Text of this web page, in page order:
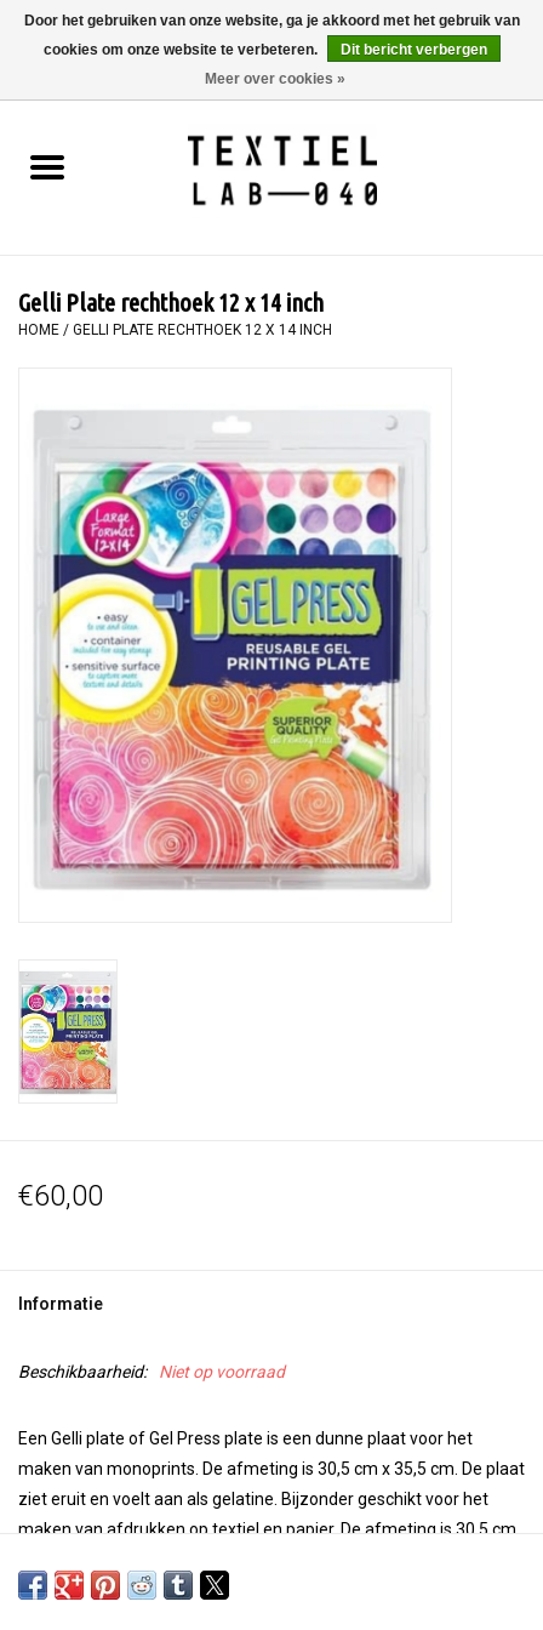
0 Artikelen - €0,00
BOEKEN
SCHILDEREN
WORKSHOPS
SPECIALS
TOOLS
Gelli Plate rechthoek 12 x 14 inch
HOME / GELLI PLATE RECHTHOEK 12 X 14 INCH
€60,00
Informatie
Beschikbaarheid: Niet op voorraad
Een Gelli plate of Gel Press plate is een dunne plaat voor het
maken van monoprints. De afmeting is 30,5 cm x 35,5 cm. De plaat
ziet eruit en voelt aan als gelatine. Bijzonder geschikt voor het
maken van afdrukken op textiel en papier. De afmeting is 30,5 cm
Door het gebruiken van onze website, ga je akkoord met het gebruik van
cookies om onze website te verbeteren.
Dit bericht verbergen
Meer over cookies »